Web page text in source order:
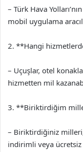
– Türk Hava
mobil uygulama
2. **Hangi
– Uçuşlar, otel
hizmetten mil
3. **Biriktirdiğim
– Biriktirdiğiniz milleri,
indirimli veya